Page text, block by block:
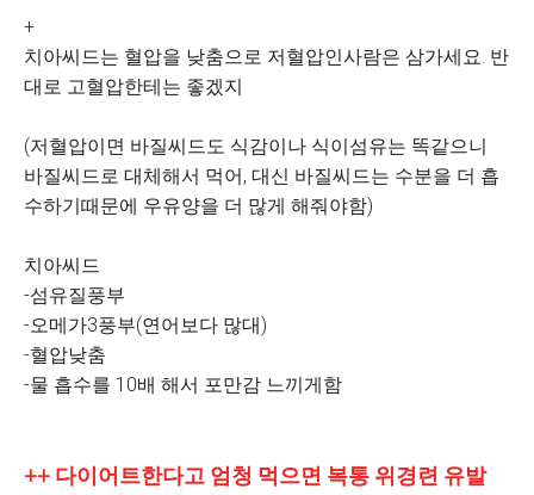
+
치아씨드는 혈압을 낮춤으로 저혈압인사람은 삼가세요. 반
대로 고혈압한테는 좋겠지
(저혈압이면 바질씨드도 식감이나 식이섬유는 똑같으니
바질씨드로 대체해서 먹어, 대신 바질씨드는 수분을 더 흡
수하기때문에 우유양을 더 많게 해줘야함)
치아씨드
-섬유질풍부
-오메가3풍부(연어보다 많대)
-혈압낮춤
-물 흡수를 10배 해서 포만감 느끼게함
++ 다이어트한다고 엄청 먹으면 복통 위경련 유발